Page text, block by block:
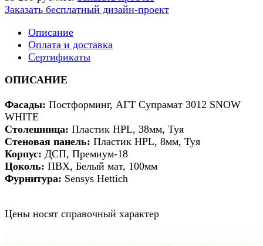
Заказать бесплатный дизайн-проект
Описание
Оплата и доставка
Сертификаты
ОПИСАНИЕ
Фасады: Постформинг, АГТ Супрамат 3012 SNOW
WHITE
Столешница: Пластик HPL, 38мм, Туя
Стеновая панель: Пластик HPL, 8мм, Туя
Корпус: ДСП, Премиум-18
Цоколь: ПВХ, Белый мат, 100мм
Фурнитура: Sensys Hettich
Цены носят справочный характер